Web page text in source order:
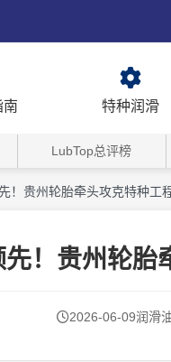
南 特种润滑
LubTop总评榜
！贵州轮胎牵头攻克特种工
先！贵州轮胎
2026-06-09润滑